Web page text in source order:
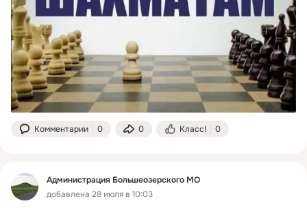
Комментарии 0 0 Класс! 0
Администрация Большеозерского МО
добавлена 28 июля в 10:03